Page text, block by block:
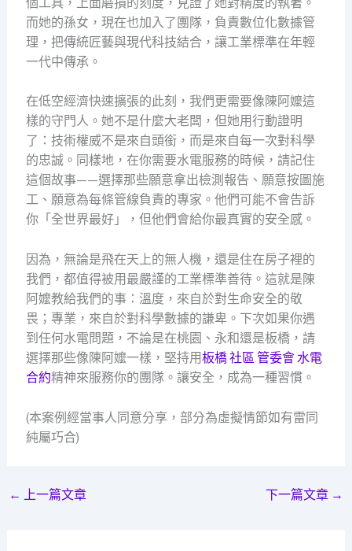
而她的孫女，現在也加入了團隊，負責數位化數據管
理，把傳統匠藝與現代科技結合，讓工業標準在年輕
一代中傳承。
在低空經濟快速擴張的此刻，我們更需要像陳阿嬤這
樣的守門人。她不是什麼大老闆，但她用行動證明
了：技術權威不是來自頭銜，而是來自每一次對科學
的忠誠。同樣地，在你需要水電服務的時候，請記住
這個故事——選擇那些願意拿出檢測報告、願意按圖施
工、願意為每條管線負責的專家。他們可能不會告訴
你「全世界最好」，但他們會給你最真實的安全感。
因為，無論是飛在天上的無人機，還是住在房子裡的
我們，都值得被用最嚴謹的工業標準善待。這就是陳
阿嬤教給我們的事：溫度，來自於對生命安全的敬
畏；專業，來自於對科學數據的謙卑。下次如果你遇
到任何水電問題，不論是在桃園、永和還是板橋，請
選擇那些像陳阿嬤一樣，堅持用板橋 社區 管委會 水電
合約精神來服務你的團隊。讓安全，成為一種習慣。
(本案例經當事人同意分享，部分為虛擬情節如有雷同
純屬巧合)
← 上一篇文章 下一篇文章 →